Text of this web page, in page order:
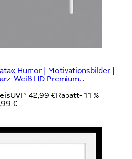
Humor | Motivationsbilder |
Weiß HD Premium...
UVP 42,99 €Rabatt- 11 %
€